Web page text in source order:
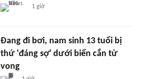
1 giờ
Đang đi bơi, nam sinh 13 tuổi bị
thứ 'đáng sợ' dưới biển cắn tử
vong